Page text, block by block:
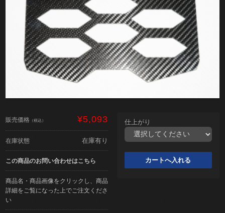
販売価格 （税込） ¥5,093
在庫状態 在庫有り
この商品のお問い合わせはこちら
商品名・商品画像をクリックし、商品
詳細をご覧になった上でご注文くださ
い
仕上がり